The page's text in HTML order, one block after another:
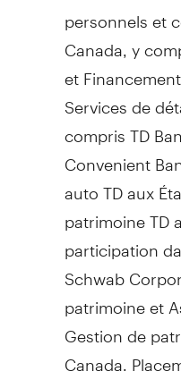
personnels et
Canada , y
et
Services de
compris TD
Convenient
auto TD aux
patrimoine TD
participation
Schwab
patrimoine et
Gestion de
Canada ,